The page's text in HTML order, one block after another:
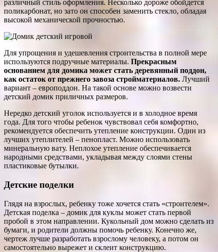
различный стиль оформления. Несколько дороже обойдется
поликарбонат, но зато он способен заменить стекло, обладая
высокой механической прочностью.
Для упрощения и удешевления строительства в полной мере
используются подручные материалы. Прекрасным
основанием для домика может стать деревянный поддон,
как остаток от прежнего завоза стройматериалов. Лучший
вариант – европоддон. На такой основе можно возвести
детский домик приличных размеров.
Нередко детский уголок используется и в холодное время
года. Для того чтобы ребенок чувствовал себя комфортно,
рекомендуется обеспечить утепление конструкции. Один из
лучших утеплителей – пенопласт. Можно использовать
минеральную вату. Неплохое утепление обеспечивается
народными средствами, укладывая между слоями стены
пластиковые бутылки.
Детские поделки
Глядя на взрослых, ребенку тоже хочется стать «строителем».
Детская поделка – домик для куклы может стать первой
пробой в этом направлении. Кукольный дом можно сделать из
бумаги, и родители должны помочь ребенку. Конечно же,
чертеж лучше разработать взрослому человеку, а потом он
самостоятельно вырежет и склеит конструкцию.